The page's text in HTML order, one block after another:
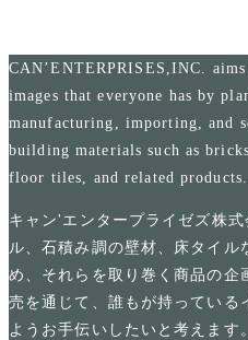
CAN’ENTERPRISES,INC.
images that everyone has by
manufacturing, importing, and
building materials such as
floor tiles, and related products.
キャン'エンタープライゼズ株
ル、石積み調の壁材、床タイル
め、それらを取り巻く商品の企
売を通じて、誰もが持っている
ようお手伝いしたいと考えます。